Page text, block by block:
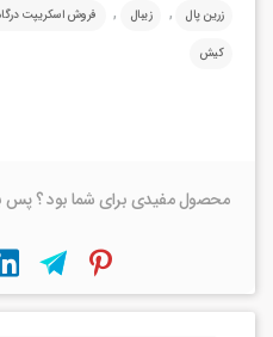
زرین پال , زیبال , فروش اسکریپت
کیش
محصول مفیدی برای شما بود ؟ پس